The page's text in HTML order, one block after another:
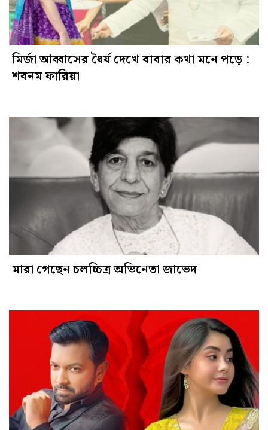
মির্জা আব্বাসের ধৈর্য দেখে বাবার কথা মনে পড়ে :
শবনম ফারিয়া
মারা গেছেন চলচ্চিত্র অভিনেতা জাভেদ